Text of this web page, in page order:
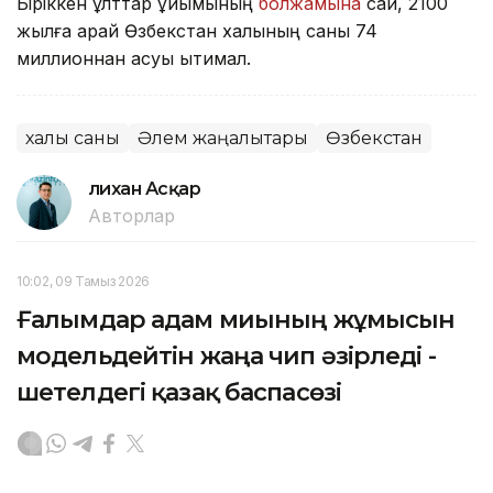
жылға қарай Өзбекстан халқының саны 74
миллионнан асуы ықтимал.
халық саны Әлем жаңалықтары Өзбекстан
Әлихан Асқар
Авторлар
10:02, 09 Тамыз 2026
Ғалымдар адам миының жұмысын
модельдейтін жаңа чип әзірледі -
шетелдегі қазақ баспасөзі